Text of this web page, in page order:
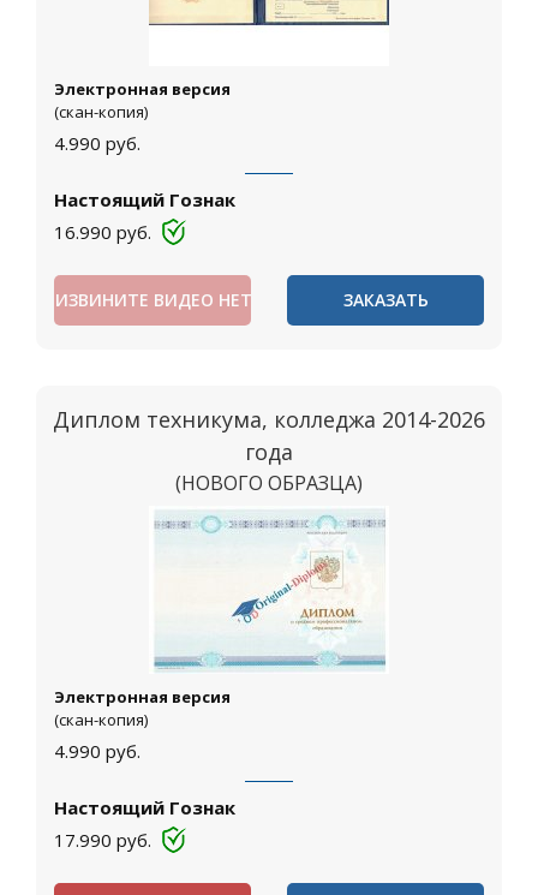
Электронная версия
(скан-копия)
4.990 руб.
Настоящий Гознак
16.990 руб.
ИЗВИНИТЕ ВИДЕО НЕТ ЗАКАЗАТЬ
Диплом техникума, колледжа 2014-2026
года
(НОВОГО ОБРАЗЦА)
Москва
Электронная версия
(скан-копия)
4.990 руб.
Настоящий Гознак
17.990 руб.